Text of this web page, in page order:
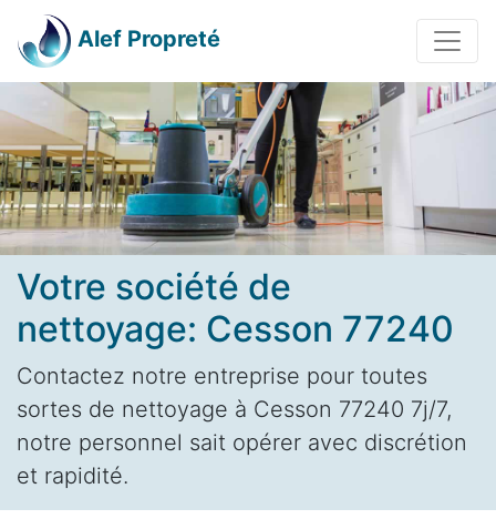
Alef Propreté
Votre société de
nettoyage: Cesson 77240
Contactez notre entreprise pour toutes
sortes de nettoyage à Cesson 77240 7j/7,
notre personnel sait opérer avec discrétion
et rapidité.